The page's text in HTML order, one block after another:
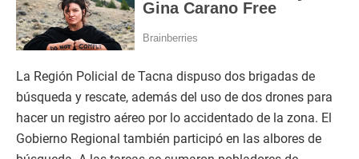
La Región Policial de Tacna dispuso dos brigadas de
búsqueda y rescate, además del uso de dos drones para
hacer un registro aéreo por lo accidentado de la zona. El
Gobierno Regional también participó en las albores de